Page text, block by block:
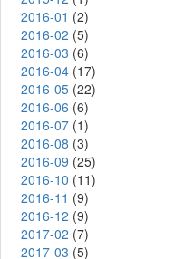
2016-01 (2)
2016-02 (5)
2016-03 (6)
2016-04 (17)
2016-05 (22)
2016-06 (6)
2016-07 (1)
2016-08 (3)
2016-09 (25)
2016-10 (11)
2016-11 (9)
2016-12 (9)
2017-02 (7)
2017-03 (5)